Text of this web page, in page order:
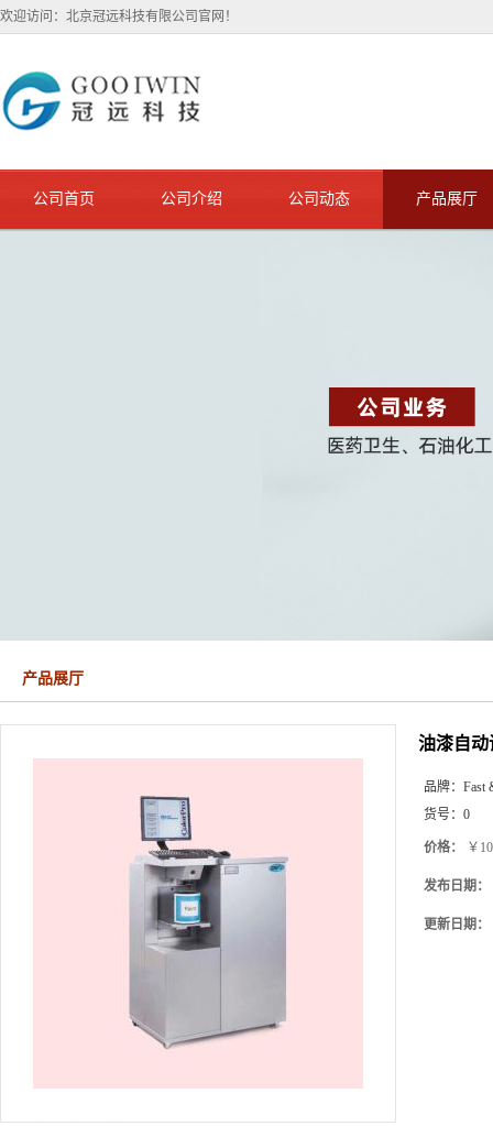
欢迎访问：北京冠远科技有限公司官网！
公司首页 公司介绍 公司动态 产品展厅
产品展厅
油漆自动
品牌： Fast
货号： 0
价格： ￥
发布日期：
更新日期：